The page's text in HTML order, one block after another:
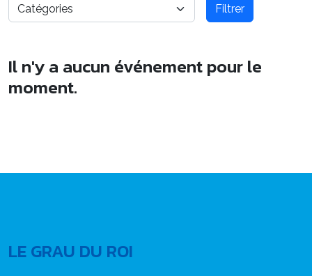
Filtrer
Il n'y a aucun événement pour le
moment.
LE GRAU DU ROI